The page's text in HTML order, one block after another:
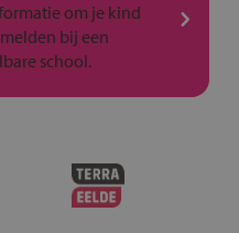
om je kind
bij een
school.